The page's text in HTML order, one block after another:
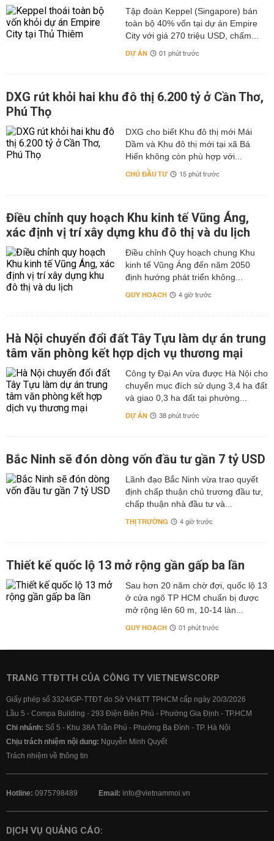
Tập đoàn Keppel (Singapore) bán
toàn bộ 40% vốn tại dự án Empire
City với giá 270 triệu USD, chấm...
DỰ ÁN 01 phút trước
DXG rút khỏi hai khu đô thị 6.200 tỷ ở Cần Thơ,
Phú Thọ
DXG cho biết Khu đô thị mới Mái
Dầm và Khu đô thị mới tại xã Bá
Hiến không còn phù hợp với...
CHỦ ĐẦU TƯ 15 phút trước
Điều chỉnh quy hoạch Khu kinh tế Vũng Áng,
xác định vị trí xây dựng khu đô thị và du lịch
Điều chỉnh Quy hoạch chung Khu
kinh tế Vũng Áng đến năm 2050
định hướng phát triển không...
QUY HOẠCH 4 giờ trước
Hà Nội chuyển đổi đất Tây Tựu làm dự án trung
tâm văn phòng kết hợp dịch vụ thương mại
Công ty Đại An vừa được Hà Nội cho
chuyển mục đích sử dụng 3,4 ha đất
và giao 0,3 ha đất tại phường...
DỰ ÁN 38 phút trước
Bắc Ninh sẽ đón dòng vốn đầu tư gần 7 tỷ USD
Lãnh đạo Bắc Ninh vừa trao quyết
định chấp thuận chủ trương đầu tư,
chấp thuận nhà đầu tư và...
THỊ TRƯỜNG 4 giờ trước
Thiết kế quốc lộ 13 mở rộng gần gấp ba lần
Sau hơn 20 năm chờ đợi, quốc lộ 13
ở cửa ngõ TP HCM chuẩn bị được
mở rộng lên 60 m, 10-14 làn...
QUY HOẠCH 01 phút trước
TRANG TTĐTTH CỦA CÔNG TY VIETNEWSCORP
Giấy phép số 3324/GP-TTĐT do Sở VH&TT TPHCM cấp ngày 20/3/2026
Lầu 5 - Compa Building - 293 Điện Biên Phủ - Phường Gia Định - TP.HCM
Chi nhánh: Số 5 - Khu 38A Trần Phú - Phường Ba Đình - TP. Hà Nội
Chịu trách nhiệm nội dung: Nguyễn Minh Quyết
Trách nhiệm về thông tin
Hotline: 0975798489 Email: info@vietnammoi.vn
DỊCH VỤ QUẢNG CÁO: